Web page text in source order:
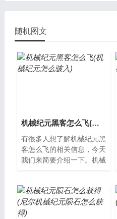
随机图文
机械纪元黑客怎么飞(机械纪元怎么骇入)
有很多人想了解机械纪元黑
客怎么飞的相关信息，今天
我们来简要介绍一下。机械
黑客角色，...